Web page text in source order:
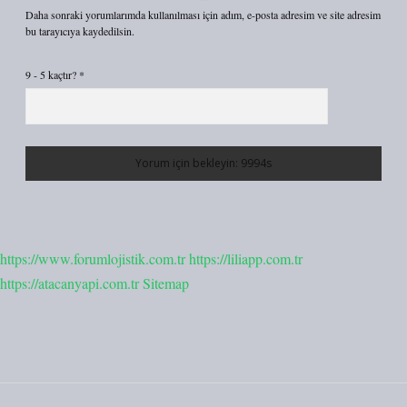
Daha sonraki yorumlarımda kullanılması için adım, e-posta adresim ve site adresim
bu tarayıcıya kaydedilsin.
9 - 5 kaçtır? *
https://www.forumlojistik.com.trhttps://liliapp.com.tr
https://atacanyapi.com.trSitemap